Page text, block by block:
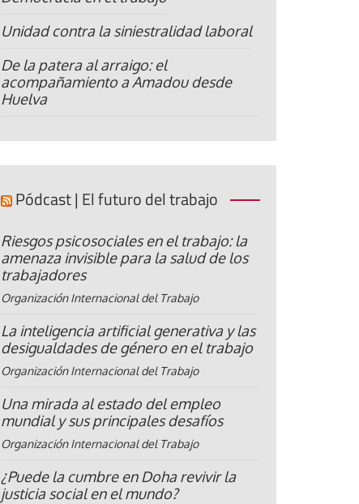
Unidad contra la siniestralidad laboral
De la patera al arraigo: el
acompañamiento a Amadou desde
Huelva
Pódcast | El futuro del trabajo
Riesgos psicosociales en el trabajo: la
amenaza invisible para la salud de los
trabajadores
Organización Internacional del Trabajo
La inteligencia artificial generativa y las
desigualdades de género en el trabajo
Organización Internacional del Trabajo
Una mirada al estado del empleo
mundial y sus principales desafíos
Organización Internacional del Trabajo
¿Puede la cumbre en Doha revivir la
justicia social en el mundo?